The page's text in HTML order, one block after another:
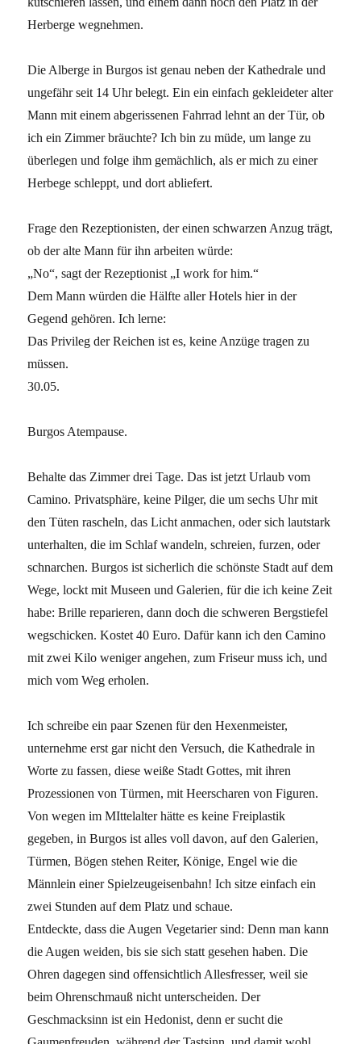
Herberge wegnehmen.
Die Alberge in Burgos ist genau neben der Kathedrale und
ungefähr seit 14 Uhr belegt. Ein ein einfach gekleideter alter
Mann mit einem abgerissenen Fahrrad lehnt an der Tür, ob
ich ein Zimmer bräuchte? Ich bin zu müde, um lange zu
überlegen und folge ihm gemächlich, als er mich zu einer
Herbege schleppt, und dort abliefert.
Frage den Rezeptionisten, der einen schwarzen Anzug trägt,
ob der alte Mann für ihn arbeiten würde:
„No“, sagt der Rezeptionist „I work for him.“
Dem Mann würden die Hälfte aller Hotels hier in der
Gegend gehören. Ich lerne:
Das Privileg der Reichen ist es, keine Anzüge tragen zu
müssen.
30.05.
Burgos Atempause.
Behalte das Zimmer drei Tage. Das ist jetzt Urlaub vom
Camino. Privatsphäre, keine Pilger, die um sechs Uhr mit
den Tüten rascheln, das Licht anmachen, oder sich lautstark
unterhalten, die im Schlaf wandeln, schreien, furzen, oder
schnarchen. Burgos ist sicherlich die schönste Stadt auf dem
Wege, lockt mit Museen und Galerien, für die ich keine Zeit
habe: Brille reparieren, dann doch die schweren Bergstiefel
wegschicken. Kostet 40 Euro. Dafür kann ich den Camino
mit zwei Kilo weniger angehen, zum Friseur muss ich, und
mich vom Weg erholen.
Ich schreibe ein paar Szenen für den Hexenmeister,
unternehme erst gar nicht den Versuch, die Kathedrale in
Worte zu fassen, diese weiße Stadt Gottes, mit ihren
Prozessionen von Türmen, mit Heerscharen von Figuren.
Von wegen im MIttelalter hätte es keine Freiplastik
gegeben, in Burgos ist alles voll davon, auf den Galerien,
Türmen, Bögen stehen Reiter, Könige, Engel wie die
Männlein einer Spielzeugeisenbahn! Ich sitze einfach ein
zwei Stunden auf dem Platz und schaue.
Entdeckte, dass die Augen Vegetarier sind: Denn man kann
die Augen weiden, bis sie sich statt gesehen haben. Die
Ohren dagegen sind offensichtlich Allesfresser, weil sie
beim Ohrenschmauß nicht unterscheiden. Der
Geschmacksinn ist ein Hedonist, denn er sucht die